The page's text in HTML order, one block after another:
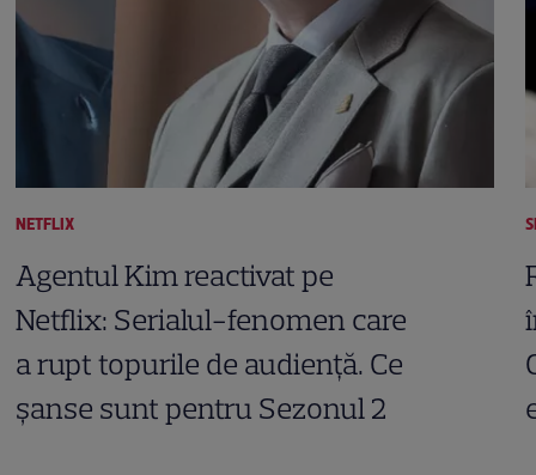
NETFLIX
Agentul Kim reactivat pe
Netflix: Serialul-fenomen care
a rupt topurile de audiență. Ce
șanse sunt pentru Sezonul 2